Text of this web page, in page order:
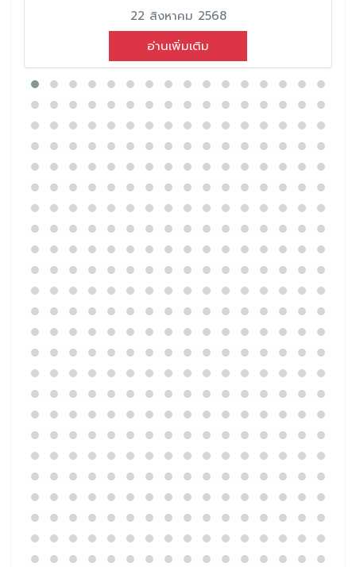
22 สิงหาคม 2568
อ่านเพิ่มเติม